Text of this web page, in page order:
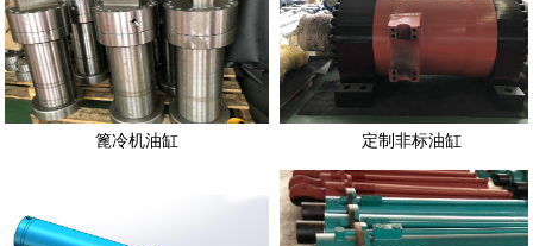
资
质
产
品
用
篦冷机油缸 定制非标油缸